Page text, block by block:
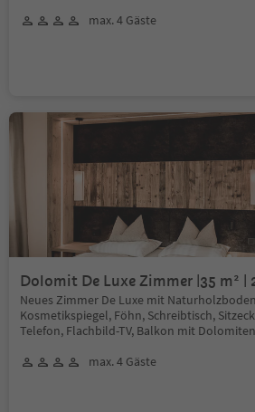
max. 4 Gäste
Dolomit De Luxe
Neues Zimmer De Luxe mit
Kosmetikspiegel, Föhn, Schreibtisch,
Telefon, Flachbild-TV, Balkon mit
max. 4 Gäste